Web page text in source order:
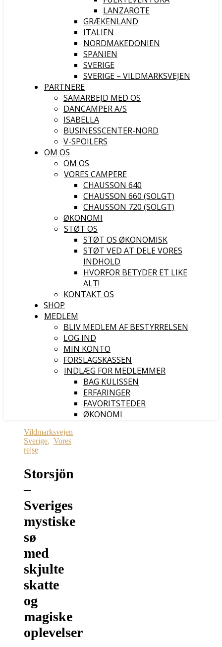
LANZAROTE
GRÆKENLAND
ITALIEN
NORDMAKEDONIEN
SPANIEN
SVERIGE
SVERIGE – VILDMARKSVEJEN
PARTNERE
SAMARBEJD MED OS
DANCAMPER A/S
ISABELLA
BUSINESSCENTER-NORD
V-SPOILERS
OM OS
OM OS
VORES CAMPERE
CHAUSSON 640
CHAUSSON 660 (SOLGT)
CHAUSSON 720 (SOLGT)
ØKONOMI
STØT OS
STØT OS ØKONOMISK
STØT VED AT DELE VORES
INDHOLD
HVORFOR BETYDER ET LIKE
ALT!
KONTAKT OS
SHOP
MEDLEM
BLIV MEDLEM AF BESTYRRELSEN
LOG IND
MIN KONTO
FORSLAGSKASSEN
INDLÆG FOR MEDLEMMER
BAG KULISSEN
ERFARINGER
FAVORITSTEDER
ØKONOMI
Vildmarksvejen
Sverige, Vores
rejse
Storsjön
–
Sveriges
mystiske
sø
med
skjulte
skatte
og
magiske
oplevelser